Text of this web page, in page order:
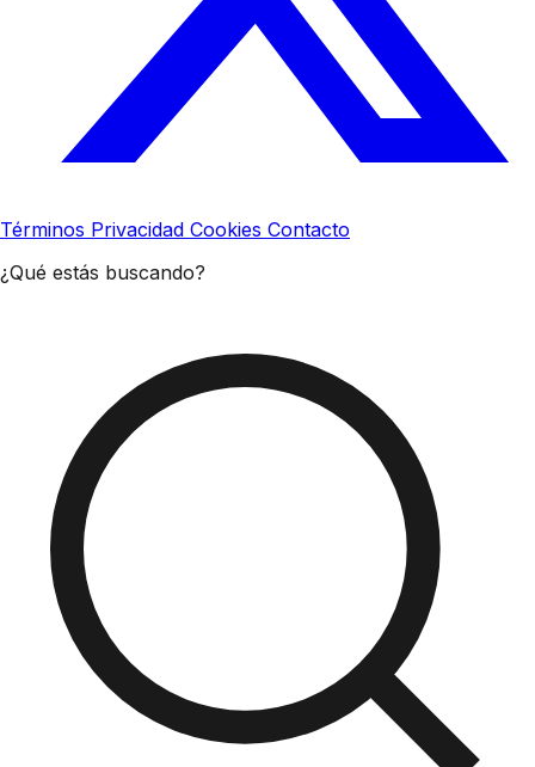
Términos Privacidad Cookies Contacto
¿Qué estás buscando?